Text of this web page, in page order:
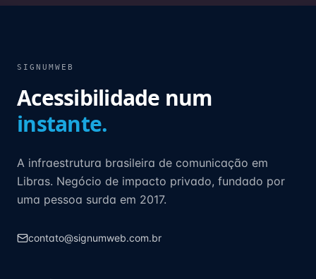
SIGNUMWEB
Acessibilidade num
instante.
A infraestrutura brasileira de comunicação em
Libras. Negócio de impacto privado, fundado por
uma pessoa surda em 2017.
contato@signumweb.com.br